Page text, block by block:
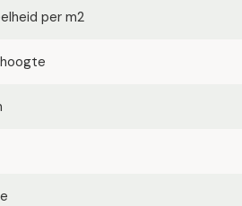
per m2